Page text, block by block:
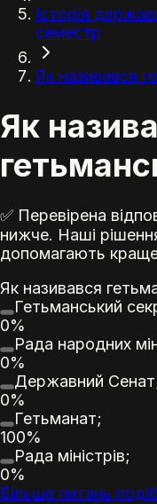
Історія
семестр
Як називався
Як
✅ Перевірена
нижче. Наші
допомагають краще
Як називався
Гетьманський
0%
Рада народних
0%
Державний
0%
Гетьманат;
100%
Рада міністрів;
0%
Більше питань